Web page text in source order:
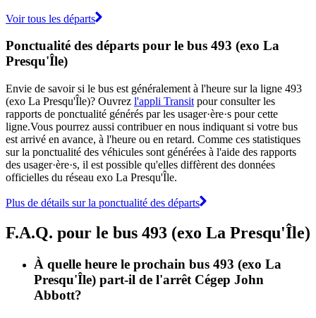
Voir tous les départs
Ponctualité des départs pour le bus 493 (exo La
Presqu'Île)
Envie de savoir si le bus est généralement à l'heure sur la ligne 493
(exo La Presqu'Île)? Ouvrez l'appli Transit pour consulter les
rapports de ponctualité générés par les usager·ère·s pour cette
ligne.Vous pourrez aussi contribuer en nous indiquant si votre bus
est arrivé en avance, à l'heure ou en retard. Comme ces statistiques
sur la ponctualité des véhicules sont générées à l'aide des rapports
des usager·ère·s, il est possible qu'elles diffèrent des données
officielles du réseau exo La Presqu'Île.
Plus de détails sur la ponctualité des départs
F.A.Q. pour le bus 493 (exo La Presqu'Île)
À quelle heure le prochain bus 493 (exo La
Presqu'Île) part-il de l'arrêt Cégep John
Abbott?